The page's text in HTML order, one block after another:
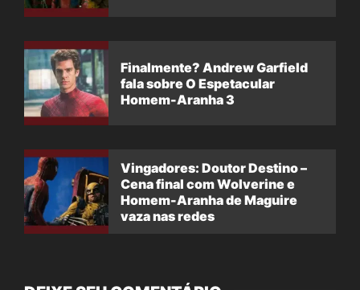
Finalmente? Andrew Garfield
fala sobre O Espetacular
Homem-Aranha 3
Vingadores: Doutor Destino –
Cena final com Wolverine e
Homem-Aranha de Maguire
vaza nas redes